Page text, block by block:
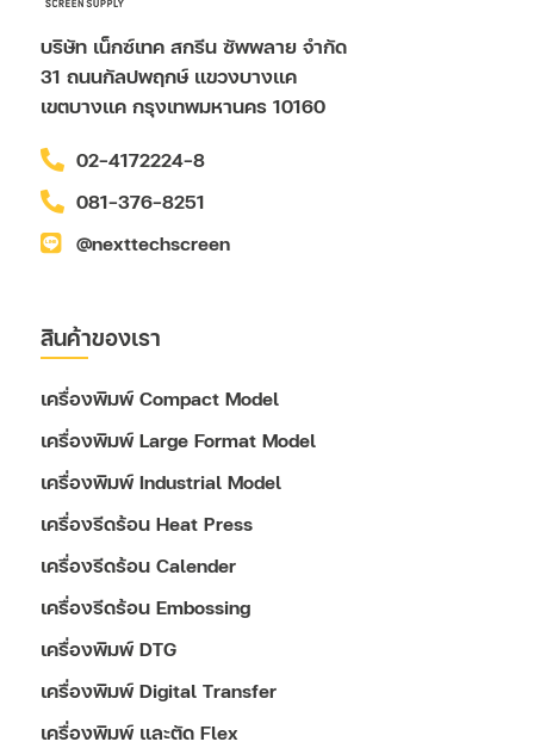
บริษัท เน็กซ์เทค สกรีน ซัพพลาย จำกัด
31 ถนนกัลปพฤกษ์ แขวงบางแค
เขตบางแค กรุงเทพมหานคร 10160
02-4172224-8
081-376-8251
@nexttechscreen
สินค้าของเรา
เครื่องพิมพ์ Compact Model
เครื่องพิมพ์ Large Format Model
เครื่องพิมพ์ Industrial Model
เครื่องรีดร้อน Heat Press
เครื่องรีดร้อน Calender
เครื่องรีดร้อน Embossing
เครื่องพิมพ์ DTG
เครื่องพิมพ์ Digital Transfer
เครื่องพิมพ์ และตัด Flex